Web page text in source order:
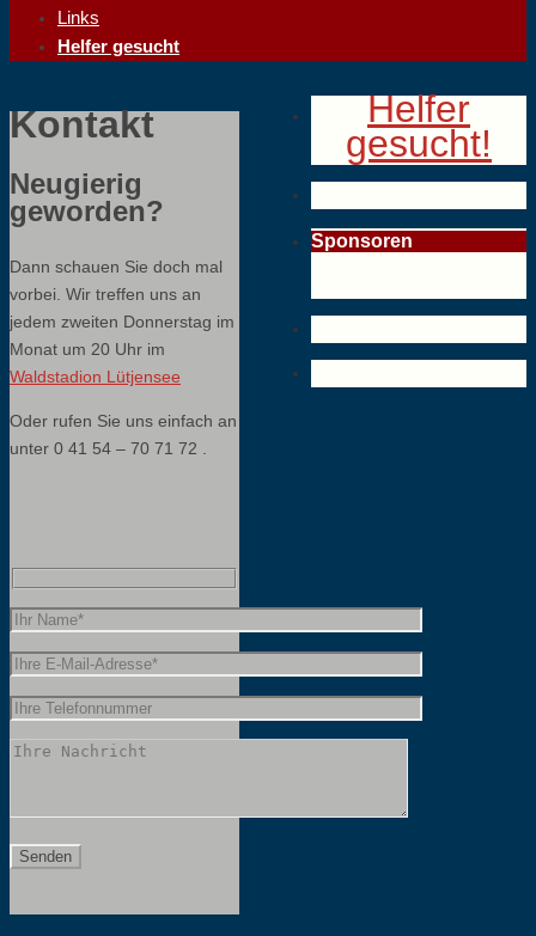
Links
Helfer gesucht
Kontakt
Neugierig
geworden?
Dann schauen Sie doch mal
vorbei. Wir treffen uns an
jedem zweiten Donnerstag im
Monat um 20 Uhr im
Waldstadion Lütjensee
Oder rufen Sie uns einfach an
unter 0 41 54 – 70 71 72 .
Helfer
gesucht!
Sponsoren